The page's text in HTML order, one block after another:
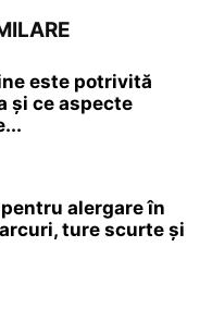
este potrivită
și ce aspecte
alergare în
ture scurte și